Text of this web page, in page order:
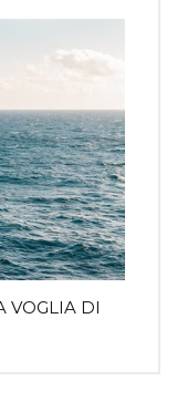
VOGLIA DI